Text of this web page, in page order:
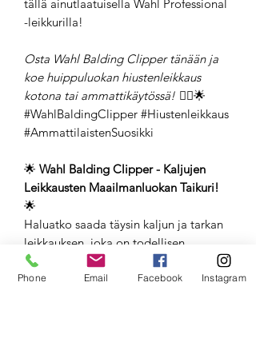
tällä ainutlaatuisella Wahl Professional
-leikkurilla!
Osta Wahl Balding Clipper tänään ja
koe huippuluokan hiustenleikkaus
kotona tai ammattikäytössä! 💇‍♂️🌟
#WahlBaldingClipper #Hiustenleikkaus
#AmmattilaistenSuosikki
🌟 Wahl Balding Clipper - Kaljujen
Leikkausten Maailmanluokan Taikuri!
🌟
Haluatko saada täysin kaljun ja tarkan
leikkauksen, joka on todellisen
ammattilaisparturin tekemä? Wahl
Balding Clipper on vastauksesi! 💈✂️
Phone Email Facebook Instagram